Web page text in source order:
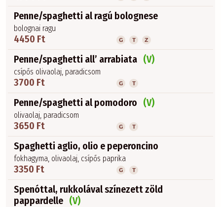
Penne/spaghetti al ragú bolognese
bolognai ragu
4450 Ft G T Z
Penne/spaghetti all’ arrabiata (V)
csípős olivaolaj, paradicsom
3700 Ft G T
Penne/spaghetti al pomodoro (V)
olivaolaj, paradicsom
3650 Ft G T
Spaghetti aglio, olio e peperoncino
fokhagyma, olivaolaj, csípős paprika
3350 Ft G T
Spenóttal, rukkolával színezett zöld
pappardelle (V)